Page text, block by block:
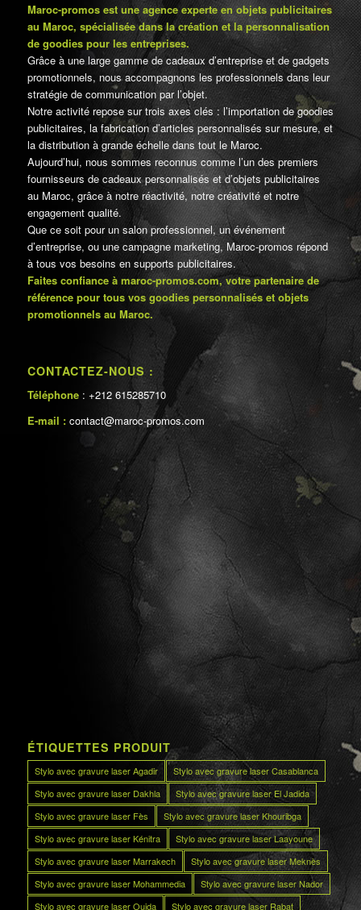
Maroc-promos est une agence experte en objets publicitaires
au Maroc, spécialisée dans la création et la personnalisation
de goodies pour les entreprises.
Grâce à une large gamme de cadeaux d’entreprise et de gadgets
promotionnels, nous accompagnons les professionnels dans leur
stratégie de communication par l’objet.
Notre activité repose sur trois axes clés : l’importation de goodies
publicitaires, la fabrication d’articles personnalisés sur mesure, et
la distribution à grande échelle dans tout le Maroc.
Aujourd’hui, nous sommes reconnus comme l’un des premiers
fournisseurs de cadeaux personnalisés et d’objets publicitaires
au Maroc, grâce à notre réactivité, notre créativité et notre
engagement qualité.
Que ce soit pour un salon professionnel, un événement
d’entreprise, ou une campagne marketing, Maroc-promos répond
à tous vos besoins en supports publicitaires.
Faites confiance à maroc-promos.com, votre partenaire de
référence pour tous vos goodies personnalisés et objets
promotionnels au Maroc.
CONTACTEZ-NOUS :
Téléphone : +212 615285710
E-mail : contact@maroc-promos.com
ÉTIQUETTES PRODUIT
Stylo avec gravure laser Agadir
Stylo avec gravure laser Casablanca
Stylo avec gravure laser Dakhla
Stylo avec gravure laser El Jadida
Stylo avec gravure laser Fès
Stylo avec gravure laser Khouribga
Stylo avec gravure laser Kénitra
Stylo avec gravure laser Laayoune
Stylo avec gravure laser Marrakech
Stylo avec gravure laser Meknès
Stylo avec gravure laser Mohammedia
Stylo avec gravure laser Nador
Stylo avec gravure laser Oujda
Stylo avec gravure laser Rabat